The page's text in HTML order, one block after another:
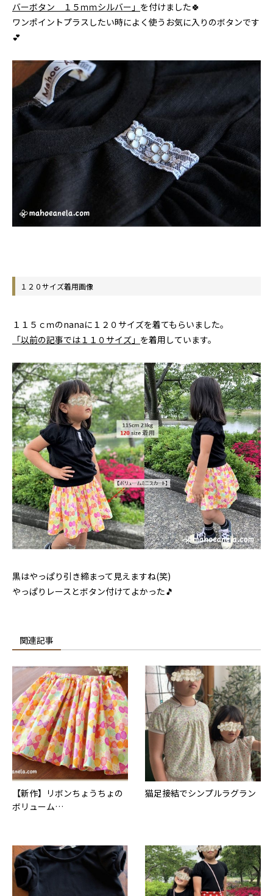
バーボタン １５ｍｍシルバー」 を付けました🍀
ワンポイントプラスしたい時によく使うお気に入りのボタンです
💕
１２０サイズ着用画像
１１５ｃｍのnanaに１２０サイズを着てもらいました。
「以前の記事では１１０サイズ」 を着用しています。
黒はやっぱり引き締まって見えますね(笑)
やっぱりレースとボタン付けてよかった🎵
関連記事
【新作】リボンちょうちょの
ボリューム…
猫足接結でシンプルラグラン